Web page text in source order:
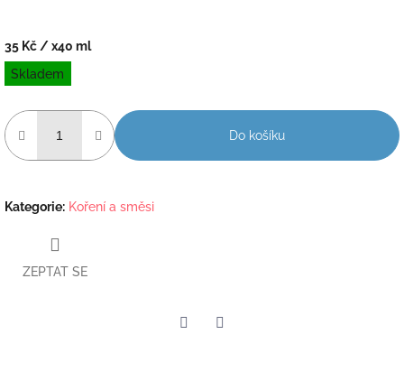
35 Kč / x40 ml
Měrná
cena:
Skladem
Do košíku
Kategorie: Koření a směsi
ZEPTAT SE